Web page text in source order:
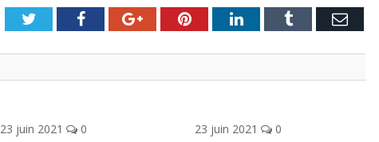
TwitterFacebookGoogle+PinterestLinkedInTumblr Email
23 juin 2021 0 23 juin 2021 0